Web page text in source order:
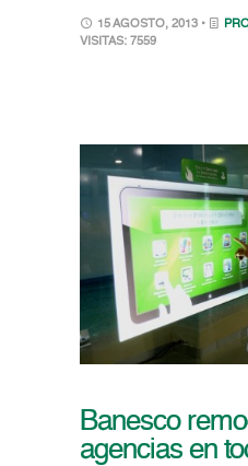
15 AGOSTO, 2013 •
VISITAS: 7559
Banesco
agencias en